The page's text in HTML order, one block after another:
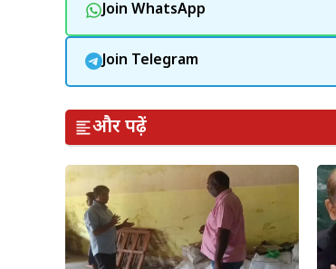
Join WhatsApp
Join Telegram
और पढ़ें